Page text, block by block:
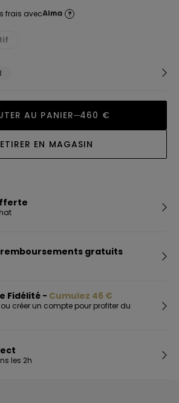
frais avec ?
AU PANIER 460 €
EN MAGASIN
gratuits
Fidélité - Cumulez 46 €
créer un compte pour profiter du
les 2h